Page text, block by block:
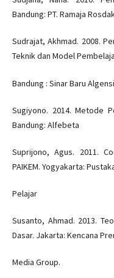
Bandung: PT. Ramaja
Sudrajat, Akhmad. 2008.
Teknik dan Model
Bandung : Sinar Baru
Sugiyono. 2014. Metode
Bandung: Alfebeta
Suprijono, Agus. 2011.
PAIKEM. Yogyakarta:
Pelajar
Susanto, Ahmad. 2013.
Dasar. Jakarta: Kencana
Media Group.